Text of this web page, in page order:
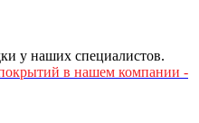
у наших специалистов.
в нашем компании -